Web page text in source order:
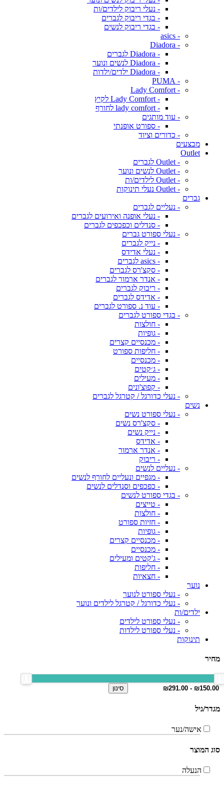
- נעלי ריבוק לילדים/ות
- בגדי ריבוק לגברים
- בגדי ריבוק לנשים
- asics
- Diadora
- Diadora לגברים
- Diadora לנשים ונוער
- Diadora ילדים/ילדות
- PUMA
- Lady Comfort
- Lady Comfort לקיץ
- lady comfort לחורף
- עוד מותגים
- ספורט אופנתי
- כדורים וציוד
מבצעים
Outlet
- Outlet לגברים
- Outlet לנשים ונוער
- Outlet לילדים/ות
- Outlet נעלי תינוקות
גברים
- נעליים לגברים
- נעלי אופנה ואירועים לגברים
- סנדלים וכפכפים לגברים
- נעלי ספורט גברים
- נייק לגברים
- נעלי אדידס
- asics לגברים
- סקצ'רס לגברים
- אנדר ארמור לגברים
- ריבוק לגברים
- אדידס לגברים
- עוד נ. ספורט לגברים
- בגדי ספורט לגברים
- חולצות
- גופיות
- מכנסיים קצרים
- חליפות ספורט
- מכנסיים
- ג׳קטים
- מעילים
- קפוצ'ונים
- נעלי כדורגל / קטרגל לגברים
נשים
- נעלי ספורט נשים
- סקצ'רס נשים
- נייק נשים
- אדידס
- אנדר ארמור
- ריבוק
- נעליים לנשים
- מגפיים ונעליים לחורף לנשים
- כפכפים וסנדלים לנשים
- בגדי ספורט לנשים
- טייצים
- חולצות
- חזיות ספורט
- גופיות
- מכנסיים קצרים
- מכנסיים
- ג'קטים ומעילים
- חליפות
- חצאיות
נוער
- נעלי ספורט לנוער
- נעלי כדורגל / קטרגל לילדים ונוער
ילדים/ות
- נעלי ספורט לילדים
- נעלי ספורט לילדות
תינוקות
מחיר
סינון
מגדר/גיל
אישה/נער
סוג המוצר
הנעלה